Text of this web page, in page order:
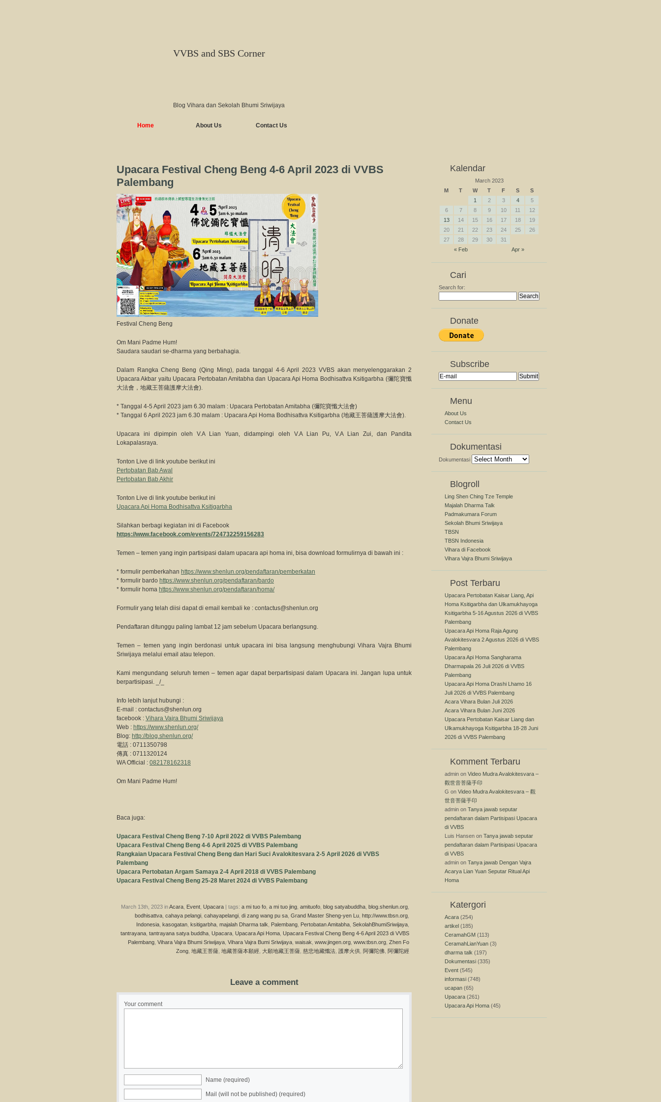
VVBS and SBS Corner
Blog Vihara dan Sekolah Bhumi Sriwijaya
Home About Us Contact Us
Upacara Festival Cheng Beng 4-6 April 2023 di VVBS
Palembang
Festival Cheng Beng
Om Mani Padme Hum!
Saudara saudari se-dharma yang berbahagia.
Dalam Rangka Cheng Beng (Qing Ming), pada tanggal 4-6 April 2023 VVBS akan menyelenggarakan 2
Upacara Akbar yaitu Upacara Pertobatan Amitabha dan Upacara Api Homa Bodhisattva Ksitigarbha (彌陀寶懺
大法會，地藏王菩薩護摩大法會).
* Tanggal 4-5 April 2023 jam 6.30 malam : Upacara Pertobatan Amitabha (彌陀寶懺大法會)
* Tanggal 6 April 2023 jam 6.30 malam : Upacara Api Homa Bodhisattva Ksitigarbha (地藏王菩薩護摩大法會).
Upacara ini dipimpin oleh V.A Lian Yuan, didampingi oleh V.A Lian Pu, V.A Lian Zui, dan Pandita
Lokapalasraya.
Tonton Live di link youtube berikut ini
Pertobatan Bab Awal
Pertobatan Bab Akhir
Tonton Live di link youtube berikut ini
Upacara Api Homa Bodhisattva Ksitigarbha
Silahkan berbagi kegiatan ini di Facebook
https://www.facebook.com/events/724732259156283
Temen – temen yang ingin partisipasi dalam upacara api homa ini, bisa download formulirnya di bawah ini :
* formulir pemberkahan https://www.shenlun.org/pendaftaran/pemberkatan
* formulir bardo https://www.shenlun.org/pendaftaran/bardo
* formulir homa https://www.shenlun.org/pendaftaran/homa/
Formulir yang telah diisi dapat di email kembali ke : contactus@shenlun.org
Pendaftaran ditunggu paling lambat 12 jam sebelum Upacara berlangsung.
Temen – temen yang ingin berdonasi untuk upacara ini bisa langsung menghubungi Vihara Vajra Bhumi
Sriwijaya melalui email atau telepon.
Kami mengundang seluruh temen – temen agar dapat berpartisipasi dalam Upacara ini. Jangan lupa untuk
berpartisipasi. _/_
Info lebih lanjut hubungi :
E-mail : contactus@shenlun.org
facebook : Vihara Vajra Bhumi Sriwijaya
Web : https://www.shenlun.org/
Blog: http://blog.shenlun.org/
電話 : 0711350798
傳真 : 0711320124
WA Official : 082178162318
Om Mani Padme Hum!
Baca juga:
Upacara Festival Cheng Beng 7-10 April 2022 di VVBS Palembang
Upacara Festival Cheng Beng 4-6 April 2025 di VVBS Palembang
Rangkaian Upacara Festival Cheng Beng dan Hari Suci Avalokitesvara 2-5 April 2026 di VVBS
Palembang
Upacara Pertobatan Argam Samaya 2-4 April 2018 di VVBS Palembang
Upacara Festival Cheng Beng 25-28 Maret 2024 di VVBS Palembang
March 13th, 2023 inAcara Event Upacara | tags: a mi tuo fo a mi tuo jing amituofo blog satyabuddha blog.shenlun.org
bodhisattva cahaya pelangi cahayapelangi di zang wang pu sa Grand Master Sheng-yen Lu http://www.tbsn.org
Indonesia kasogatan ksitigarbha majalah Dharma talk Palembang Pertobatan Amitabha SekolahBhumiSriwijaya
tantrayana tantrayana satya buddha Upacara Upacara Api Homa Upacara Festival Cheng Beng 4-6 April 2023 di VVBS
Palembang Vihara Vajra Bhumi Sriwijaya Vihara Vajra Bumi Sriwijaya waisak www.jingen.org www.tbsn.org Zhen Fo
Zong 地藏王菩薩 地藏菩薩本願經 大願地藏王菩薩 慈悲地藏懺法 護摩火供 阿彌陀佛 阿彌陀經
Leave a comment
Your comment
Name (required)
Mail (will not be published) (required)
Kalendar
March 2023
M
T W T F S S
« Feb Apr »
1 2 3 4
5
6
7 8 9 10 11
12
13
14 15 16 17 18
19
20
21 22 23 24 25
26
27
28 29 30 31
Cari
Search for:
Donate
Subscribe
Menu
About Us
Contact Us
Dokumentasi
Dokumentasi
Blogroll
Ling Shen Ching Tze Temple
Majalah Dharma Talk
Padmakumara Forum
Sekolah Bhumi Sriwijaya
TBSN
TBSN Indonesia
Vihara di Facebook
Vihara Vajra Bhumi Sriwijaya
Post Terbaru
Upacara Pertobatan Kaisar Liang, Api
Homa Ksitigarbha dan Ulkamukhayoga
Ksitigarbha 5-16 Agustus 2026 di VVBS
Palembang
Upacara Api Homa Raja Agung
Avalokitesvara 2 Agustus 2026 di VVBS
Palembang
Upacara Api Homa Sangharama
Dharmapala 26 Juli 2026 di VVBS
Palembang
Upacara Api Homa Drashi Lhamo 16
Juli 2026 di VVBS Palembang
Acara Vihara Bulan Juli 2026
Acara Vihara Bulan Juni 2026
Upacara Pertobatan Kaisar Liang dan
Ulkamukhayoga Ksitigarbha 18-28 Juni
2026 di VVBS Palembang
Komment Terbaru
admin on Video Mudra Avalokitesvara –
觀世音菩薩手印
G on Video Mudra Avalokitesvara – 觀
世音菩薩手印
admin on Tanya jawab seputar
pendaftaran dalam Partisipasi Upacara
di VVBS
Luis Hansen on Tanya jawab seputar
pendaftaran dalam Partisipasi Upacara
di VVBS
admin on Tanya jawab Dengan Vajra
Acarya Lian Yuan Seputar Ritual Api
Homa
Katergori
Acara (254)
artikel (185)
CeramahGM (113)
CeramahLianYuan (3)
dharma talk (197)
Dokumentasi (335)
Event (545)
informasi (748)
ucapan (65)
Upacara (261)
Upacara Api Homa (45)